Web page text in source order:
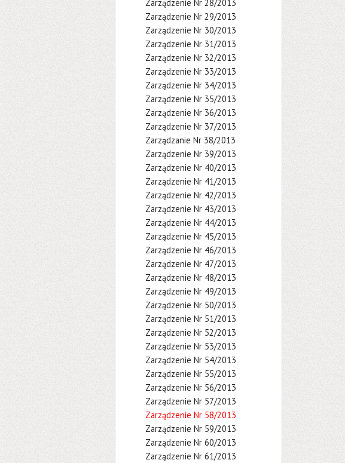
Zarządzenie Nr 28/2013
Zarządzenie Nr 29/2013
Zarządzenie Nr 30/2013
Zarządzenie Nr 31/2013
Zarządzenie Nr 32/2013
Zarządzenie Nr 33/2013
Zarządzenie Nr 34/2013
Zarządzenie Nr 35/2013
Zarządzenie Nr 36/2013
Zarządzenie Nr 37/2013
Zarządzanie Nr 38/2013
Zarządzenie Nr 39/2013
Zarządzenie Nr 40/2013
Zarządzenie Nr 41/2013
Zarządzenie Nr 42/2013
Zarządzenie Nr 43/2013
Zarządzenie Nr 44/2013
Zarządzenie Nr 45/2013
Zarządzenie Nr 46/2013
Zarządzenie Nr 47/2013
Zarządzenie Nr 48/2013
Zarządzenie Nr 49/2013
Zarządzenie Nr 50/2013
Zarządzenie Nr 51/2013
Zarządzenie Nr 52/2013
Zarządzenie Nr 53/2013
Zarządzenie Nr 54/2013
Zarządzenie Nr 55/2013
Zarządzenie Nr 56/2013
Zarządzenie Nr 57/2013
Zarządzenie Nr 58/2013
Zarządzenie Nr 59/2013
Zarządzenie Nr 60/2013
Zarządzenie Nr 61/2013